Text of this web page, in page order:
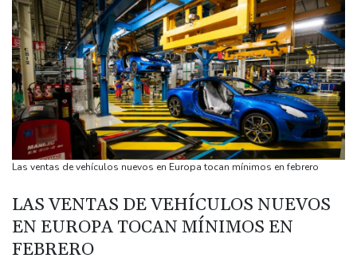
ataques cruzados
Irán afirma que Ormuz seguirá bloqueado hasta que EEUU
acepte "todas" sus condiciones
La fiebre del oro transforma vidas y paisajes en Afganistán
Irán plantea condiciones para la reapertura del estrecho de
Ormuz
Evacuaciones y vuelos cancelados en China al acercarse el tifón
Dolphin
muerte
La FIFA contraataca y denuncia "un esfuerzo concertado para
socavar a su presidente"
Las ventas de vehículos nuevos en Europa tocan mínimos en febrero
LAS VENTAS DE VEHÍCULOS NUEVOS
EN EUROPA TOCAN MÍNIMOS EN
FEBRERO